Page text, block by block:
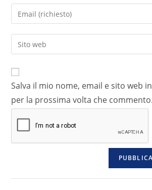
Salva il mio nome, email e sito web
per la prossima volta che commento.